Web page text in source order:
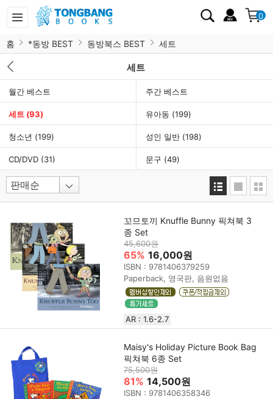
0
홈 *동방 BEST 동방북스 BEST 세트
세트
월간 베스트 주간 베스트
세트 (93) 유아동 (199)
청소년 (199) 성인 일반 (198)
CD/DVD (31) 문구 (49)
꼬므토끼 Knuffle Bunny 픽쳐북 3
종 Set
45,600원
65% 16,000원
ISBN : 9781406379259
Paperback, 영국판, 음원없음
AR : 1.6-2.7
Maisy's Holiday Picture Book Bag
픽쳐북 6종 Set
75,500원
81% 14,500원
ISBN : 9781406358346